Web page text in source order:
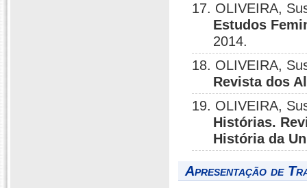
17. OLIVEIRA,
Estudos
2014.
18. OLIVEIRA,
Revista dos
19. OLIVEIRA,
Histórias.
História da
Apresentação de